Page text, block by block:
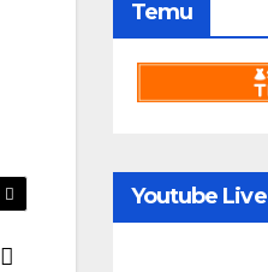
Temu
Youtube Live